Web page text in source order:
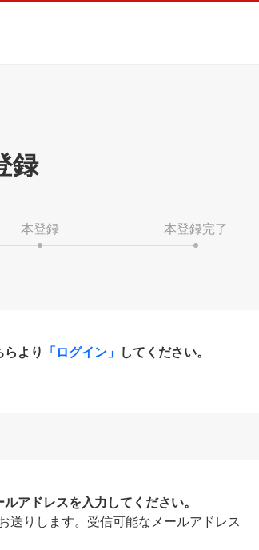
録
本登録 本登録完了
より 「ログイン」 してください。
アドレスを入力してください。
送りします。受信可能なメールアドレス